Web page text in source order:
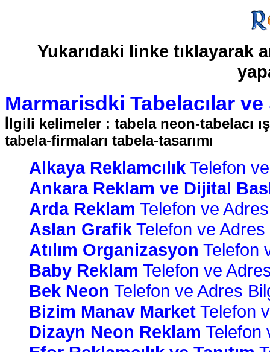
Yukarıdaki linke tıklayarak
Marmarisdki Tabelacılar
İlgili kelimeler : tabela neon-tabelacı
tabela-firmaları tabela-tasarımı
Alkaya Reklamcılık Telefon
Ankara Reklam ve Dijital
Arda Reklam Telefon ve
Aslan Grafik Telefon ve
Atılım Organizasyon Telefon
Baby Reklam Telefon ve
Bek Neon Telefon ve Adres
Bizim Manav Market Telefon
Dizayn Neon Reklam Telefon